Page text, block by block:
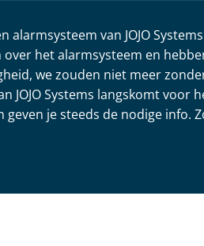
van JOJO
het alarmsysteem en
we zouden niet meer
JOJO Systems langskomt voor
je steeds de nodige info.